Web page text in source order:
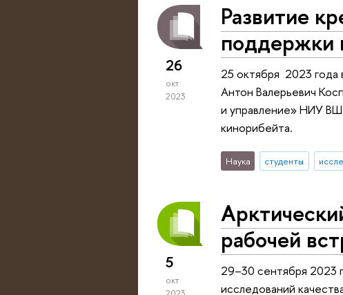
26
окт
2023
Развитие
поддержки
25 октября 2023 года
Антон Валерьевич
и управление» НИУ
кинорибейта.
Наука студенты
5
окт
рабочей
29–30 сентября 2023
исследований